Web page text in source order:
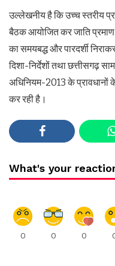
उल्लेखनीय है कि उच्च स्तरीय
बैठक आयोजित कर जाति
का समयबद्ध और पारदर्शी
दिशा-निर्देशों तथा छत्तीसगढ़
अधिनियम-2013 के प्रावधानों
कर रही है।
What's your
0 0 0